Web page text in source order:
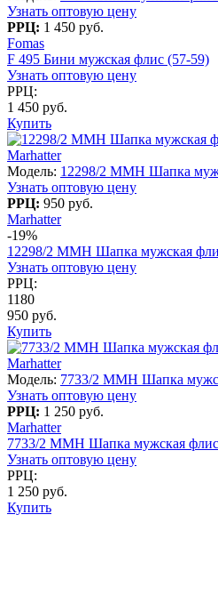
Узнать оптовую цену
РРЦ: 1 450 руб.
Fomas
F 495 Бини мужская флис (57-59)
Узнать оптовую цену
РРЦ:
1 450 руб.
Купить
Marhatter
Модель: 12298/2 MMH Шапка
Узнать оптовую цену
РРЦ: 950 руб.
Marhatter
-19%
12298/2 MMH Шапка мужская
Узнать оптовую цену
РРЦ:
1180
950 руб.
Купить
Marhatter
Модель: 7733/2 MMH Шапка
Узнать оптовую цену
РРЦ: 1 250 руб.
Marhatter
7733/2 MMH Шапка мужская
Узнать оптовую цену
РРЦ:
1 250 руб.
Купить